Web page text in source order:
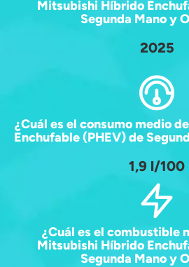
Mitsubishi Híbrido
Segunda Mano y
2025
¿Cuál es el consumo medio
Enchufable (PHEV) de
1,9 l/100
¿Cuál es el combustible
Mitsubishi Híbrido
Segunda Mano y